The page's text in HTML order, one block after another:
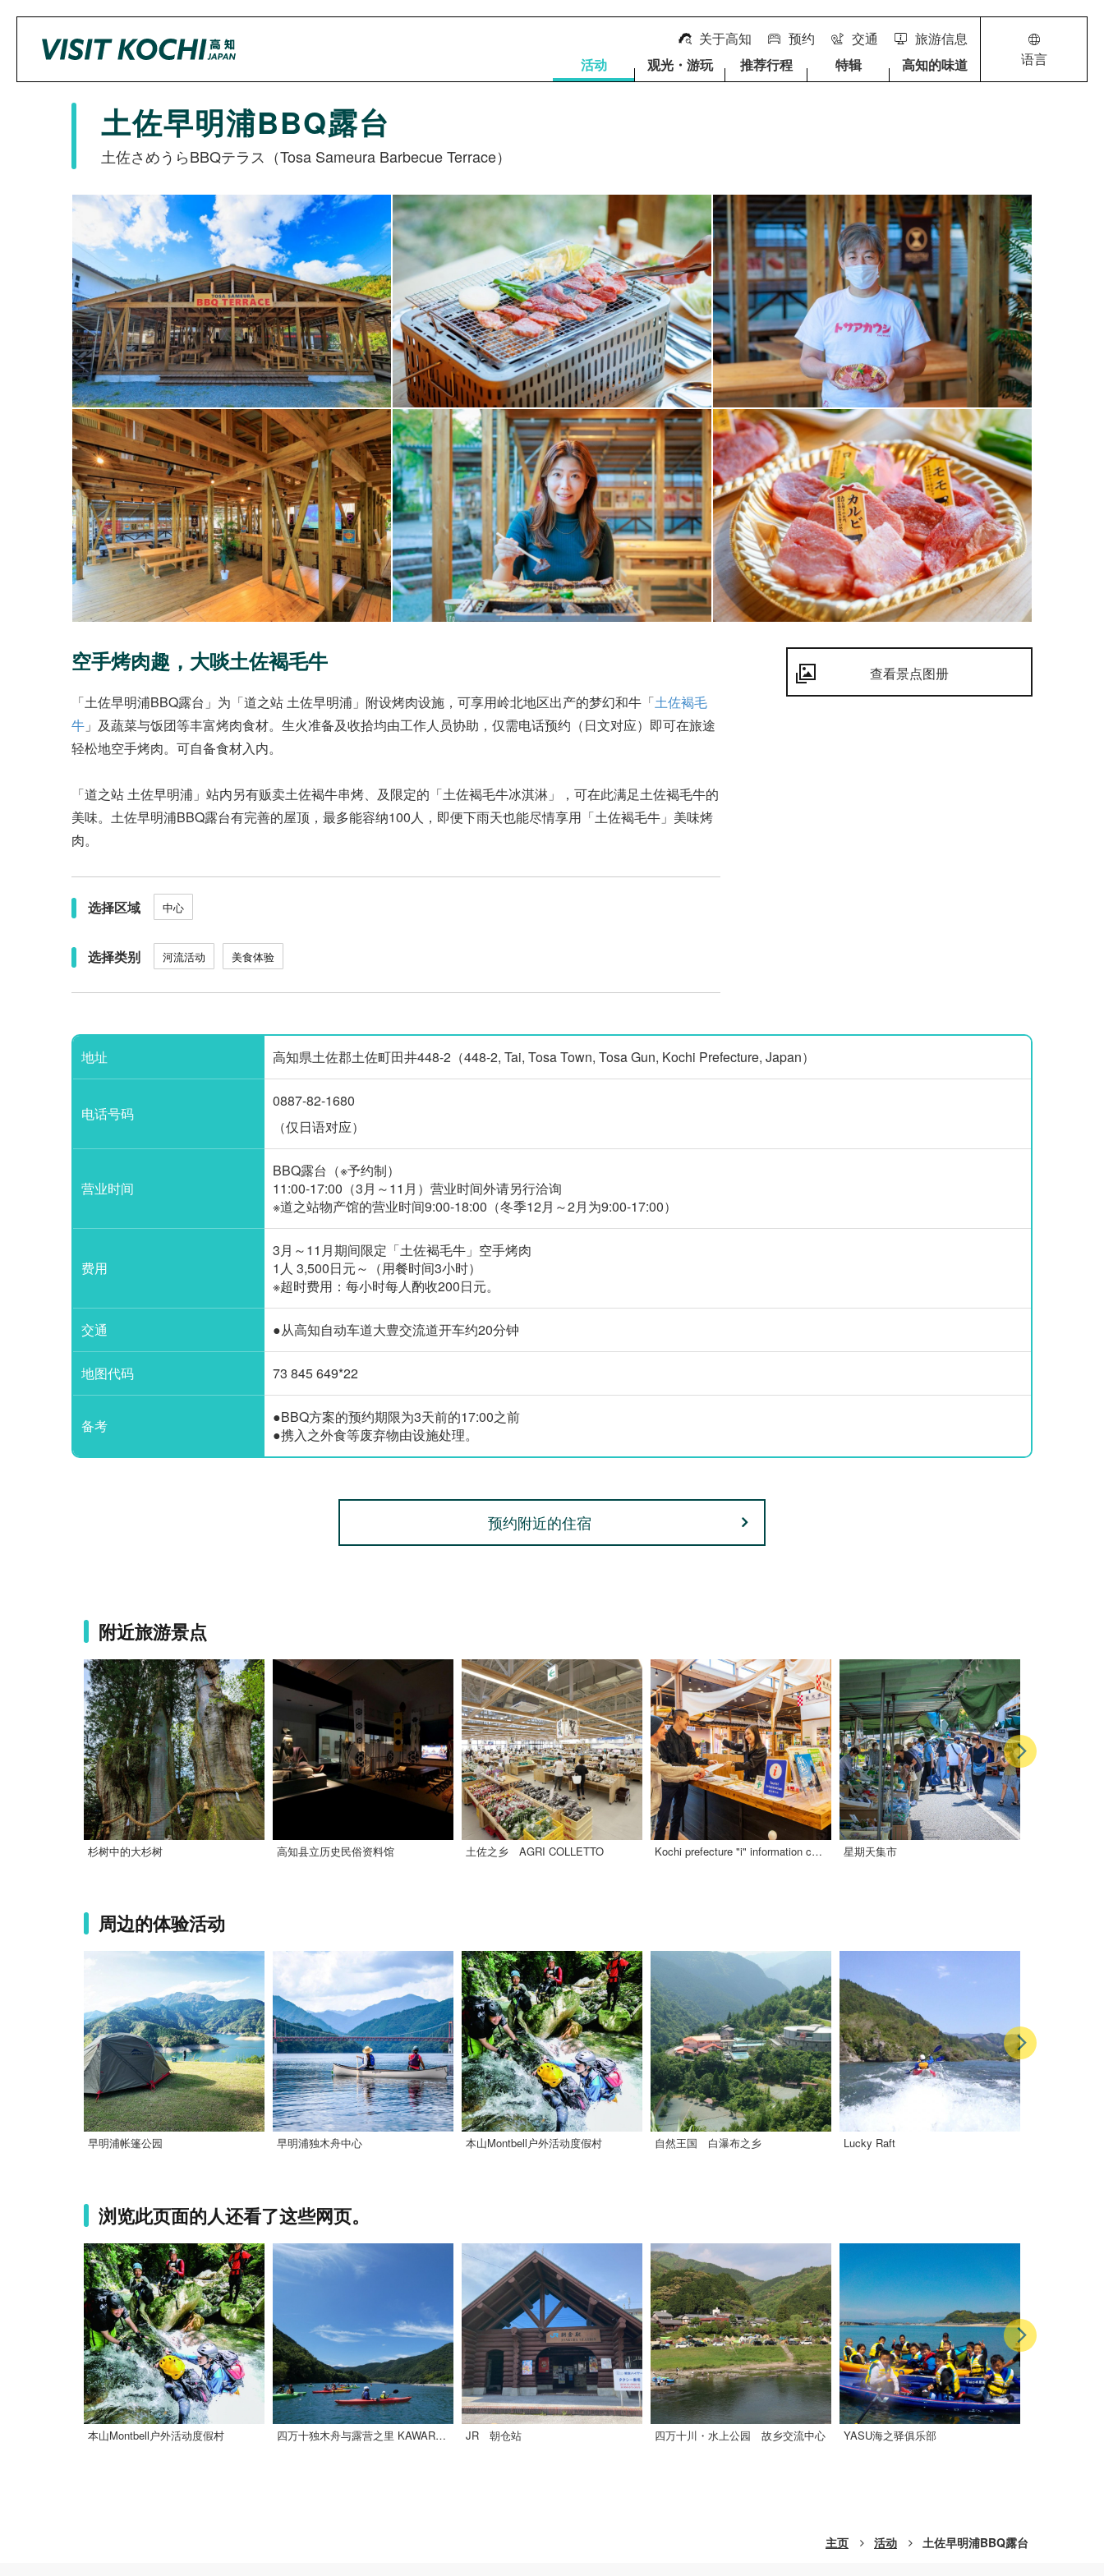
关于高知 预约 交通
旅游信息
活动
观光・游玩 推荐行程 特辑 高知的味道 语言
土佐早明浦BBQ露台
土佐さめうらBBQテラス（Tosa Sameura Barbecue Terrace）
空手烤肉趣，大啖土佐褐毛牛
「土佐早明浦BBQ露台」为「道之站 土佐早明浦」附设烤肉设施，可享用岭北地区出产的梦幻和牛「土佐褐毛
牛 」及蔬菜与饭团等丰富烤肉食材。生火准备及收拾均由工作人员协助，仅需电话预约（日文对应）即可在旅途
轻松地空手烤肉。可自备食材入内。
「道之站 土佐早明浦」站内另有贩卖土佐褐牛串烤、及限定的「土佐褐毛牛冰淇淋」，可在此满足土佐褐毛牛的
美味。土佐早明浦BBQ露台有完善的屋顶，最多能容纳100人，即便下雨天也能尽情享用「土佐褐毛牛」美味烤
肉。
选择区域 中心
选择类别 河流活动 美食体验
查看景点图册
地址 高知県土佐郡土佐町田井448-2（448-2, Tai, Tosa Town, Tosa Gun, Kochi Prefecture, Japan）
电话号码
0887-82-1680
（仅日语对应）
营业时间
BBQ露台（※予约制）
11:00-17:00（3月～11月）营业时间外请另行洽询
※道之站物产馆的营业时间9:00-18:00（冬季12月～2月为9:00-17:00）
费用
3月～11月期间限定「土佐褐毛牛」空手烤肉
1人 3,500日元～（用餐时间3小时）
※超时费用：每小时每人酌收200日元。
交通 ●从高知自动车道大豊交流道开车约20分钟
地图代码 73 845 649*22
备考
●BBQ方案的预约期限为3天前的17:00之前
●携入之外食等废弃物由设施处理。
预约附近的住宿
附近旅游景点
杉树中的大杉树 高知县立历史民俗资料馆 土佐之乡 AGRI COLLETTO Kochi prefecture "i" information center 星期天集市
周边的体验活动
早明浦帐篷公园 早明浦独木舟中心 本山Montbell户外活动度假村 自然王国 白瀑布之乡 Lucky Raft
浏览此页面的人还看了这些网页。
本山Montbell户外活动度假村 四万十独木舟与露营之里 KAWARAKKO JR 朝仓站 四万十川・水上公园 故乡交流中心 YASU海之驿俱乐部
主页 活动 土佐早明浦BBQ露台